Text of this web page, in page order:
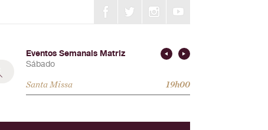
Eventos Semanais Matriz
Sábado
Santa Missa 19h00